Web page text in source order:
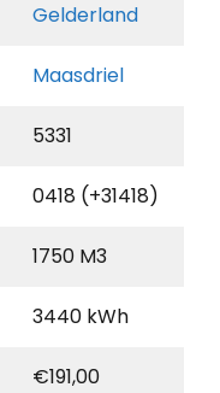
Gelderland
Maasdriel
5331
0418 (+31418)
1750 M3
3440 kWh
€191,00